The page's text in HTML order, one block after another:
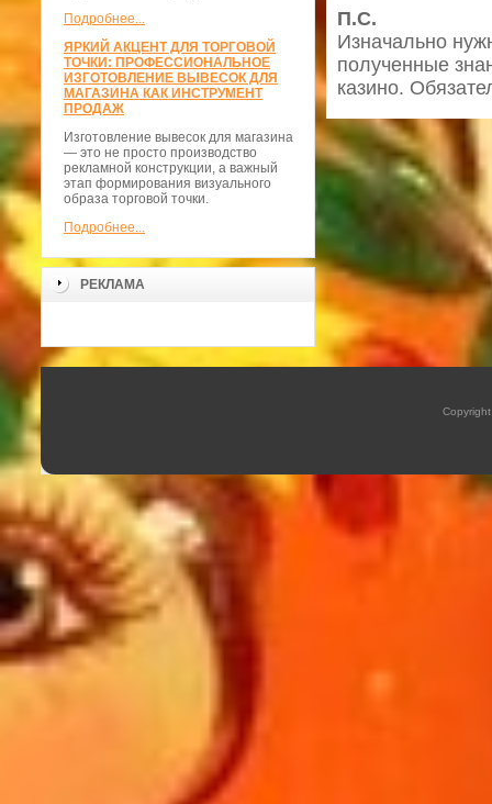
Подробнее...
ЯРКИЙ АКЦЕНТ ДЛЯ ТОРГОВОЙ
ТОЧКИ: ПРОФЕССИОНАЛЬНОЕ
ИЗГОТОВЛЕНИЕ ВЫВЕСОК ДЛЯ
МАГАЗИНА КАК ИНСТРУМЕНТ
ПРОДАЖ
Изготовление вывесок для магазина
— это не просто производство
рекламной конструкции, а важный
этап формирования визуального
образа торговой точки.
Подробнее...
РЕКЛАМА
П.С.
Изначально
полученные
казино.